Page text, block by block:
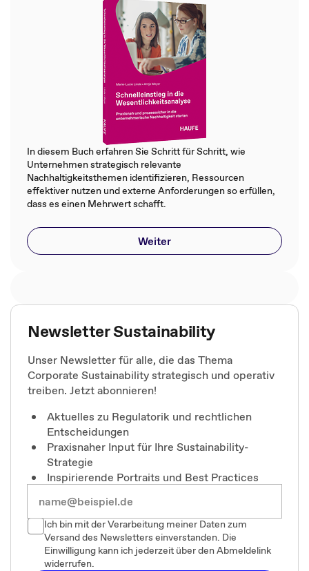
In diesem Buch erfahren Sie Schritt für Schritt, wie
Unternehmen strategisch relevante
Nachhaltigkeitsthemen identifizieren, Ressourcen
effektiver nutzen und externe Anforderungen so erfüllen,
dass es einen Mehrwert schafft.
Weiter
Newsletter Sustainability
Unser Newsletter für alle, die das Thema
Corporate Sustainability strategisch und operativ
treiben. Jetzt abonnieren!
Aktuelles zu Regulatorik und rechtlichen
Entscheidungen
Praxisnaher Input für Ihre Sustainability-
Strategie
Inspirierende Portraits und Best Practices
Ich bin mit der Verarbeitung meiner Daten zum
Versand des Newsletters einverstanden. Die
Einwilligung kann ich jederzeit über den Abmeldelink
widerrufen.